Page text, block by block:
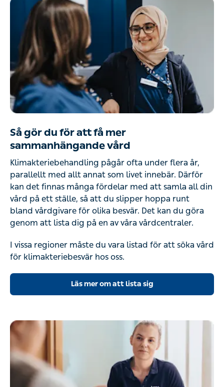
Så gör du för att få mer
sammanhängande vård
Klimakteriebehandling pågår ofta under flera år,
parallellt med allt annat som livet innebär. Därför
kan det finnas många fördelar med att samla all din
vård på ett ställe, så att du slipper hoppa runt
bland vårdgivare för olika besvär. Det kan du göra
genom att lista dig på en av våra vårdcentraler.
I vissa regioner måste du vara listad för att söka vård
för klimakteriebesvär hos oss.
Läs mer om att lista sig